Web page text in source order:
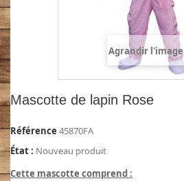
Agrandir l'image
Mascotte de lapin Rose
Référence 45870FA
État : Nouveau produit
Cette mascotte comprend :